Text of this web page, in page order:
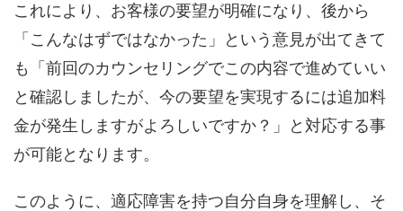
これにより、お客様の要望が明確になり、後から
「こんなはずではなかった」という意見が出てきて
も「前回のカウンセリングでこの内容で進めていい
と確認しましたが、今の要望を実現するには追加料
金が発生しますがよろしいですか？」と対応する事
が可能となります。
このように、適応障害を持つ自分自身を理解し、そ